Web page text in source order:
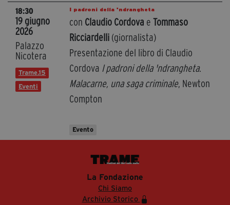
18:30
19 giugno
2026
Palazzo
Nicotera
Trame.15
Eventi
I padroni della 'ndrangheta
con Claudio Cordova e Tommaso
Ricciardelli (giornalista)
Presentazione del libro di Claudio
Cordova I padroni della 'ndrangheta.
Malacarne, una saga criminale, Newton
Compton
Evento
La Fondazione
Chi Siamo
Archivio Storico